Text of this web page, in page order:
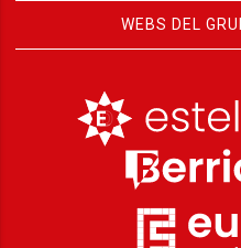
WEBS DEL